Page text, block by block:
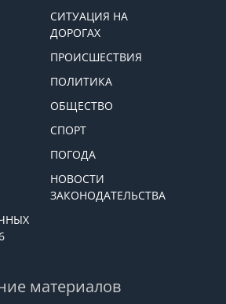
СИТУАЦИЯ НА
ДОРОГАХ
ПРОИСШЕСТВИЯ
ПОЛИТИКА
ОБЩЕСТВО
СПОРТ
ПОГОДА
НОВОСТИ
ЗАКОНОДАТЕЛЬСТВА
материалов